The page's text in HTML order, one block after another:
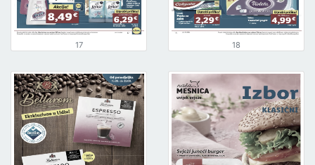
17 18